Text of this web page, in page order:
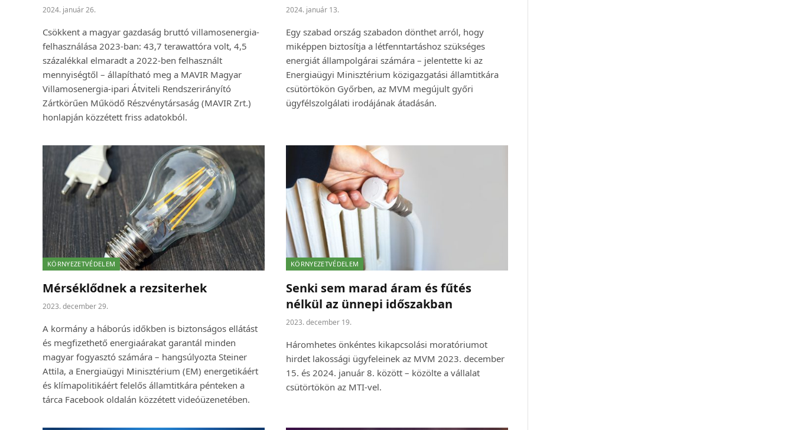
2024. január 26.
Csökkent a magyar gazdaság bruttó villamosenergia-
felhasználása 2023-ban: 43,7 terawattóra volt, 4,5
százalékkal elmaradt a 2022-ben felhasznált
mennyiségtől – állapítható meg a MAVIR Magyar
Villamosenergia-ipari Átviteli Rendszerirányító
Zártkörűen Működő Részvénytársaság (MAVIR Zrt.)
honlapján közzétett friss adatokból.
2024. január 13.
Egy szabad ország szabadon dönthet arról, hogy
miképpen biztosítja a létfenntartáshoz szükséges
energiát állampolgárai számára – jelentette ki az
Energiaügyi Minisztérium közigazgatási államtitkára
csütörtökön Győrben, az MVM megújult győri
ügyfélszolgálati irodájának átadásán.
KÖRNYEZETVÉDELEM
Mérséklődnek a rezsiterhek
2023. december 29.
A kormány a háborús időkben is biztonságos ellátást
és megfizethető energiaárakat garantál minden
magyar fogyasztó számára – hangsúlyozta Steiner
Attila, a Energiaügyi Minisztérium (EM) energetikáért
és klímapolitikáért felelős államtitkára pénteken a
tárca Facebook oldalán közzétett videóüzenetében.
KÖRNYEZETVÉDELEM
Senki sem marad áram és fűtés
nélkül az ünnepi időszakban
2023. december 19.
Háromhetes önkéntes kikapcsolási moratóriumot
hirdet lakossági ügyfeleinek az MVM 2023. december
15. és 2024. január 8. között – közölte a vállalat
csütörtökön az MTI-vel.